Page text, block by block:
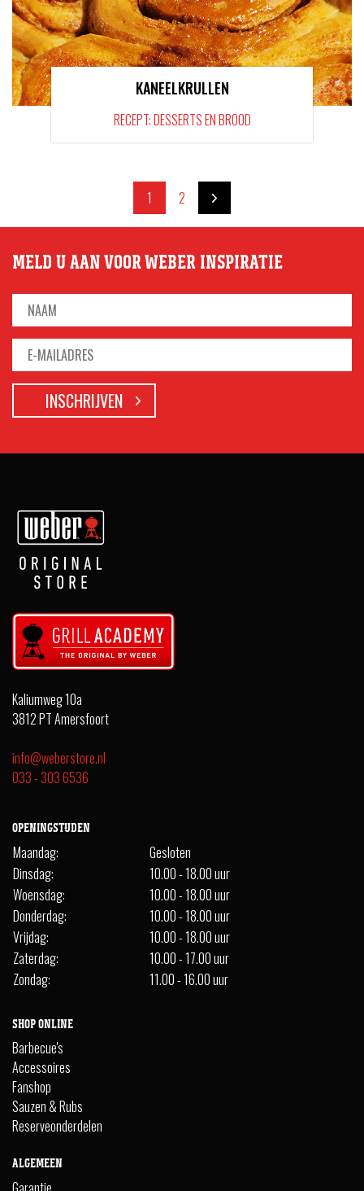
KANEELKRULLEN
RECEPT: DESSERTS EN BROOD
1 2
MELD U AAN VOOR WEBER INSPIRATIE
Kaliumweg 10a
3812 PT Amersfoort
info@weberstore.nl
033 - 303 6536
OPENINGSTIJDEN
Maandag:
Gesloten
Dinsdag:
10.00 - 18.00 uur
Woensdag:
10.00 - 18.00 uur
Donderdag:
10.00 - 18.00 uur
Vrijdag:
10.00 - 18.00 uur
Zaterdag:
10.00 - 17.00 uur
Zondag:
11.00 - 16.00 uur
SHOP ONLINE
Barbecue's
Accessoires
Fanshop
Sauzen & Rubs
Reserveonderdelen
ALGEMEEN